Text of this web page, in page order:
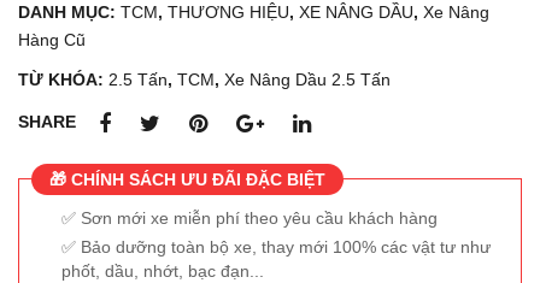
số
lượng
DANH MỤC: TCM, THƯƠNG HIỆU, XE NÂNG DẦU, Xe Nâng
Hàng Cũ
TỪ KHÓA: 2.5 Tấn, TCM, Xe Nâng Dầu 2.5 Tấn
SHARE
🎁 CHÍNH SÁCH ƯU ĐÃI ĐẶC BIỆT
Sơn mới xe miễn phí theo yêu cầu khách hàng
Bảo dưỡng toàn bộ xe, thay mới 100% các vật tư như
phốt, dầu, nhớt, bạc đạn...